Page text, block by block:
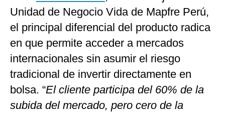
Unidad de Negocio Vida de Mapfre Perú,
el principal diferencial del producto radica
en que permite acceder a mercados
internacionales sin asumir el riesgo
tradicional de invertir directamente en
bolsa. “El cliente participa del 60% de la
subida del mercado, pero cero de la